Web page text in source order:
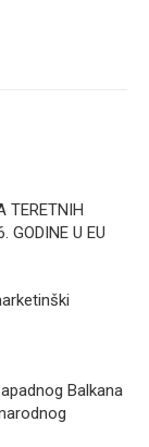
TERETNIH
GODINE U EU
Balkana